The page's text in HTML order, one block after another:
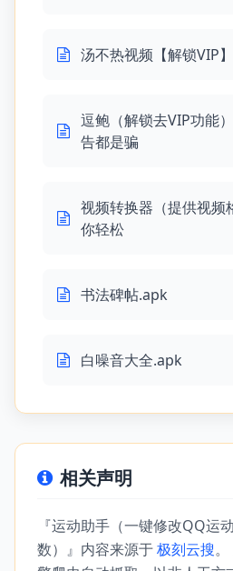
汤不热视频【解锁VIP
逗鲍（解锁去VIP功能
告都是骗
视频转换器（提供视频
你轻松
书法碑帖.apk
白噪音大全.apk
相关声明
『运动助手（一键修改QQ运
数）』内容来源于极刻云搜